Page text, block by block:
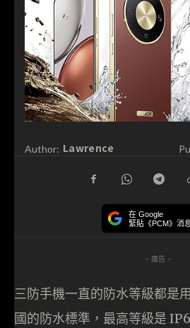
Author: Lawrence
在 Google
緊貼《PCM》消
- 廣告 -
三防手機一直的防水等級都是
國的防水標準，最高等級是